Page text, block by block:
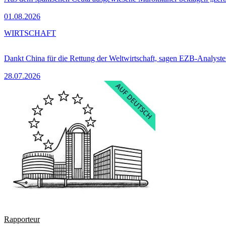
01.08.2026
Dankt China für die Rettung der Weltwirtschaft, sagen EZB-
28.07.2026
WIRTSCHAFT
Rapporteur